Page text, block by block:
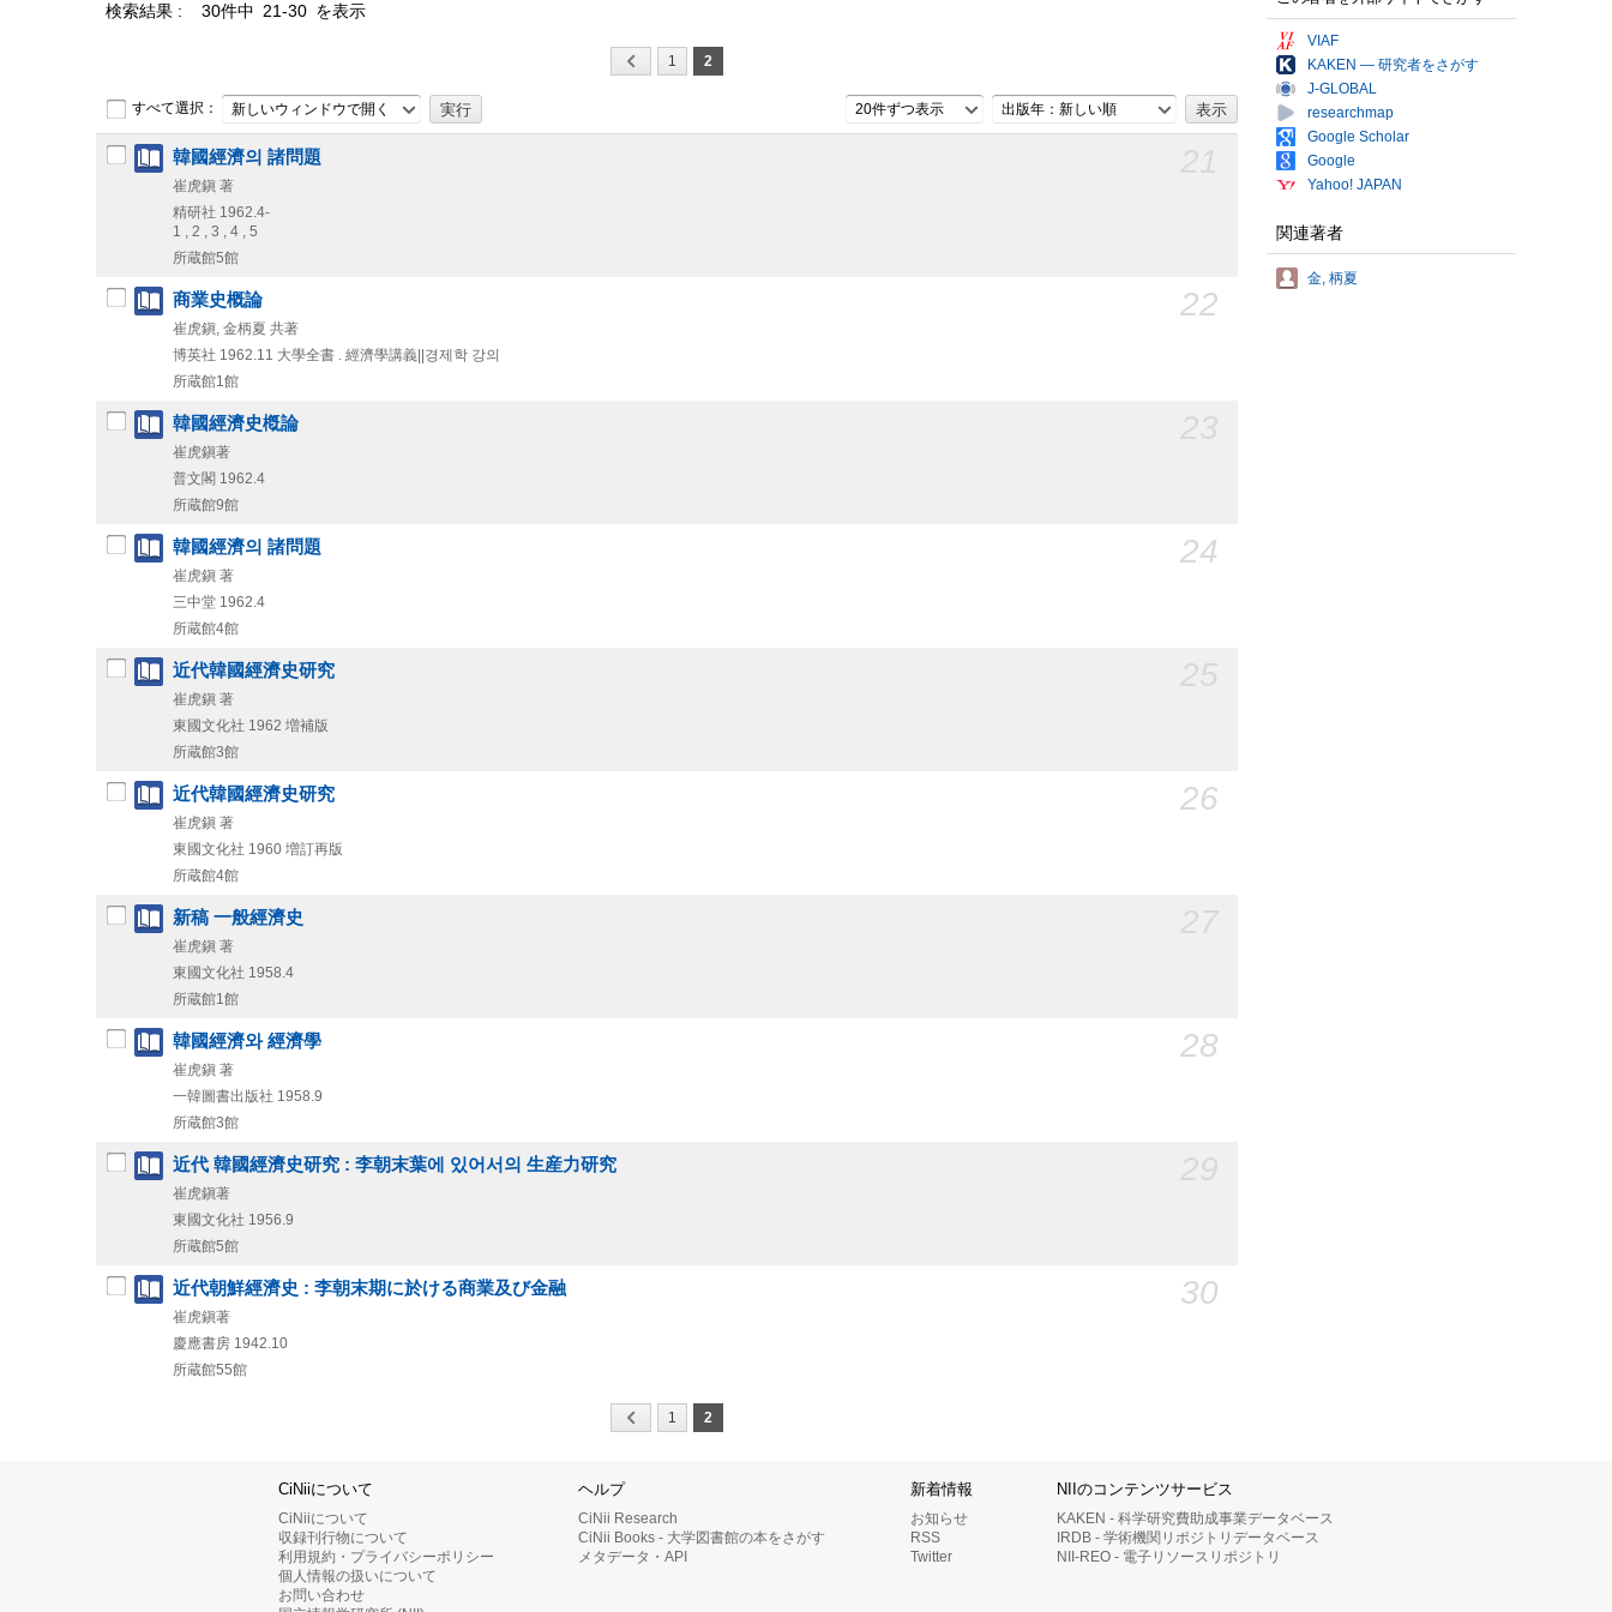
検索結果 30件中 21-30 を表示
1 2
すべて選択： 新しいウィンドウで開く 20件ずつ表示 出版年：新しい順
韓國經濟의 諸問題
崔虎鎭 著
精研社 1962.4-
1 , 2 , 3 , 4 , 5
所蔵館5館
22
商業史概論
崔虎鎭, 金柄夏 共著
博英社 1962.11 大學全書 . 經濟學講義||경제학 강의
所蔵館1館
韓國經濟史槪論
崔虎鎭著
普文閣 1962.4
所蔵館9館
24
韓國經濟의 諸問題
崔虎鎭 著
三中堂 1962.4
所蔵館4館
近代韓國經濟史研究
崔虎鎭 著
東國文化社 1962 増補版
所蔵館3館
26
近代韓國經濟史研究
崔虎鎭 著
東國文化社 1960 増訂再版
所蔵館4館
新稿 一般經濟史
崔虎鎭 著
東國文化社 1958.4
所蔵館1館
28
韓國經濟와 經濟學
崔虎鎭 著
一韓圖書出版社 1958.9
所蔵館3館
近代 韓國經濟史研究 : 李朝末葉에 있어서의 生産力研究
崔虎鎭著
東國文化社 1956.9
所蔵館5館
30
近代朝鮮經濟史 : 李朝末期に於ける商業及び金融
崔虎鎭著
慶應書房 1942.10
所蔵館55館
1 2
VIAF
KAKEN — 研究者をさがす
J-GLOBAL
researchmap
Google Scholar
Google
Yahoo! JAPAN
関連著者
金, 柄夏
CiNiiについて
CiNiiについて
収録刊行物について
利用規約・プライバシーポリシー
個人情報の扱いについて
お問い合わせ
ヘルプ
CiNii Research
CiNii Books - 大学図書館の本をさがす
メタデータ・API
新着情報
お知らせ
RSS
Twitter
NIIのコンテンツサービス
KAKEN - 科学研究費助成事業データベース
IRDB - 学術機関リポジトリデータベース
NII-REO - 電子リソースリポジトリ